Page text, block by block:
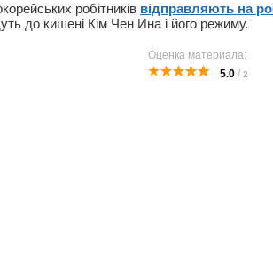
робітників відправляють на
до кишені Кім Чен Ина і його режиму.
Оценка материала:
5.0 / 2